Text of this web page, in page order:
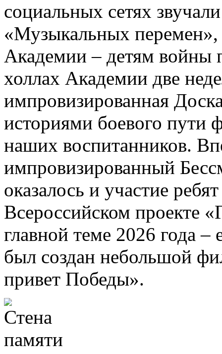
социальных сетях
«Музыкальных
Академии – детям войны
холлах Академии две
импровизированная
историями боевого пути
наших воспитанников.
импровизированный
оказалось и участие
Всероссийском проекте
главной теме 2026 года
был создан небольшой
привет Победы».